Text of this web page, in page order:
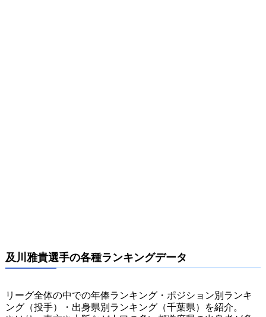
及川雅貴選手の各種ランキングデータ
リーグ全体の中での年俸ランキング・ポジション別ランキ
ング（投手）・出身県別ランキング（千葉県）を紹介。